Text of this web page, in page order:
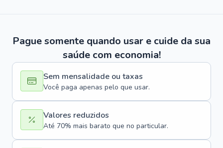
Pague somente quando usar e cuide da sua
saúde com economia!
Sem mensalidade ou taxas
Você paga apenas pelo que usar.
Valores reduzidos
Até 70% mais barato que no particular.